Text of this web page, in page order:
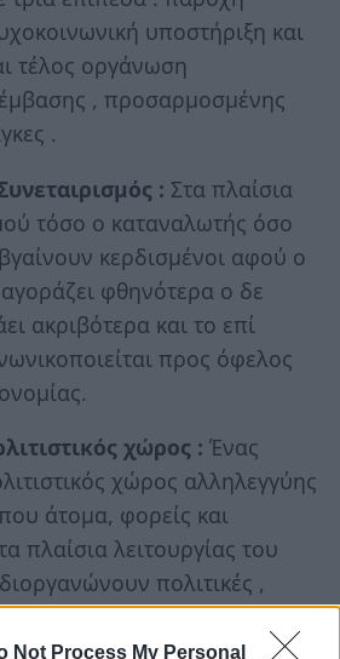
Not Process My Personal
υποστήριξη και
τέλος οργάνωση
, προσαρμοσμένης
.
: Στα πλαίσια
τόσο ο καταναλωτής όσο
κερδισμένοι αφού ο
φθηνότερα ο δε
ακριβότερα και το επί
προς όφελος
χώρος : Ένας
χώρος αλληλεγγύης
άτομα, φορείς και
πλαίσια λειτουργίας του
πολιτικές ,
εκδηλώσεις ,
προβολές ταινιών ,